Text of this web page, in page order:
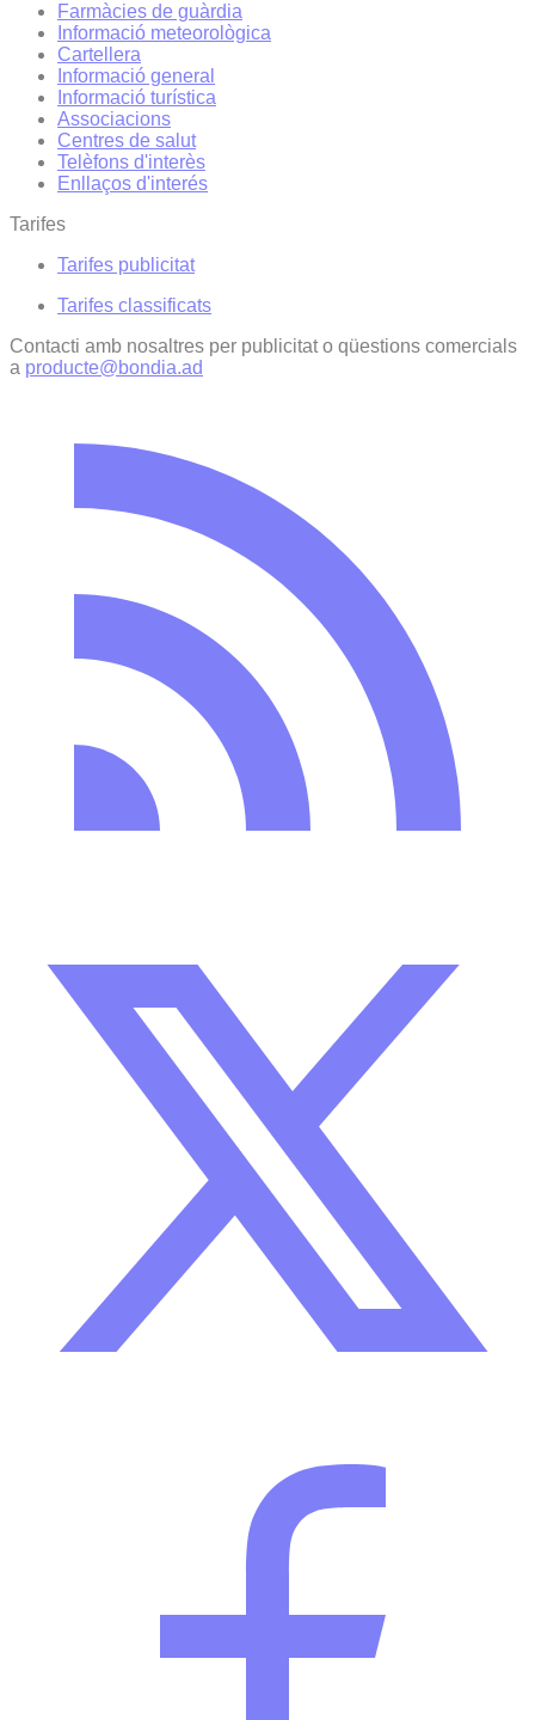
Farmàcies de guàrdia
Informació meteorològica
Cartellera
Informació general
Informació turística
Associacions
Centres de salut
Telèfons d'interès
Enllaços d'interés
Tarifes
Tarifes publicitat
Tarifes classificats
Contacti amb nosaltres per publicitat o qüestions comercials
a producte@bondia.ad